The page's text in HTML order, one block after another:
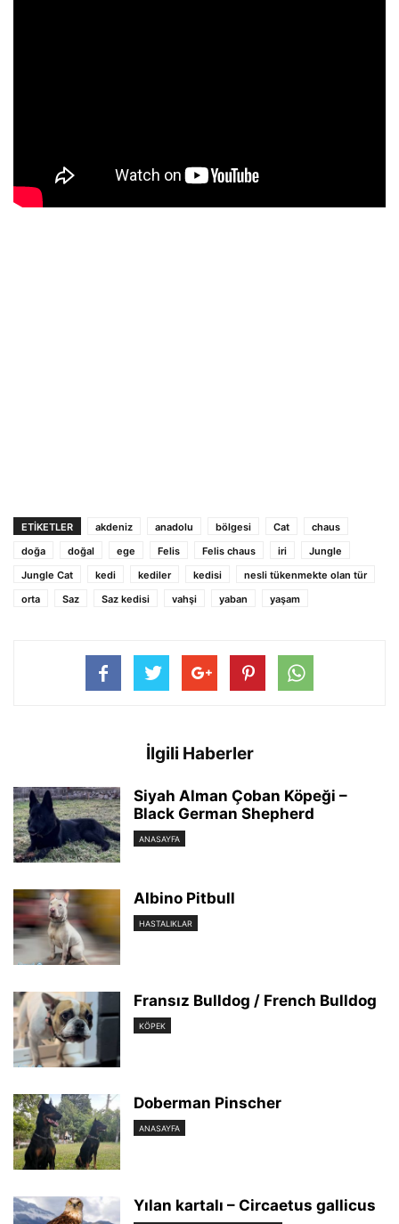
ETIKETLER akdeniz anadolu bölgesi Cat
chaus
doğa
doğal ege Felis Felis chaus iri
Jungle
Jungle Cat
kedi kediler kedisi
nesli tükenmekte olan tür
orta
Saz Saz kedisi vahşi yaban yaşam
İlgili Haberler
Siyah Alman Çoban Köpeği –
Black German Shepherd
ANASAYFA
Albino Pitbull
HASTALIKLAR
Fransız Bulldog / French Bulldog
KÖPEK
Doberman Pinscher
ANASAYFA
Yılan kartalı – Circaetus gallicus